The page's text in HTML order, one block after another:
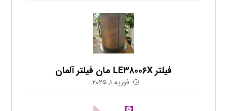
فیلتر LE۳۸۰۰۶X مان فیلتر آلمان
فوریه ۱, ۲۰۲۵